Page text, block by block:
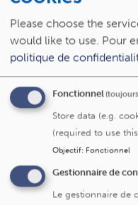
microchirurgie
Microchirurgie
Au sein del’Institut Roi
plastique et
avec la chirurgie
l’orthopédie et la
reconstructions
résection tumorale.
Please choose the
would like to use. Pour
politique de
Fonctionnel
Store data (e.g.
(required to use
Objectif: Fonctionnel
Gestionnaire de
Le gestionnaire de